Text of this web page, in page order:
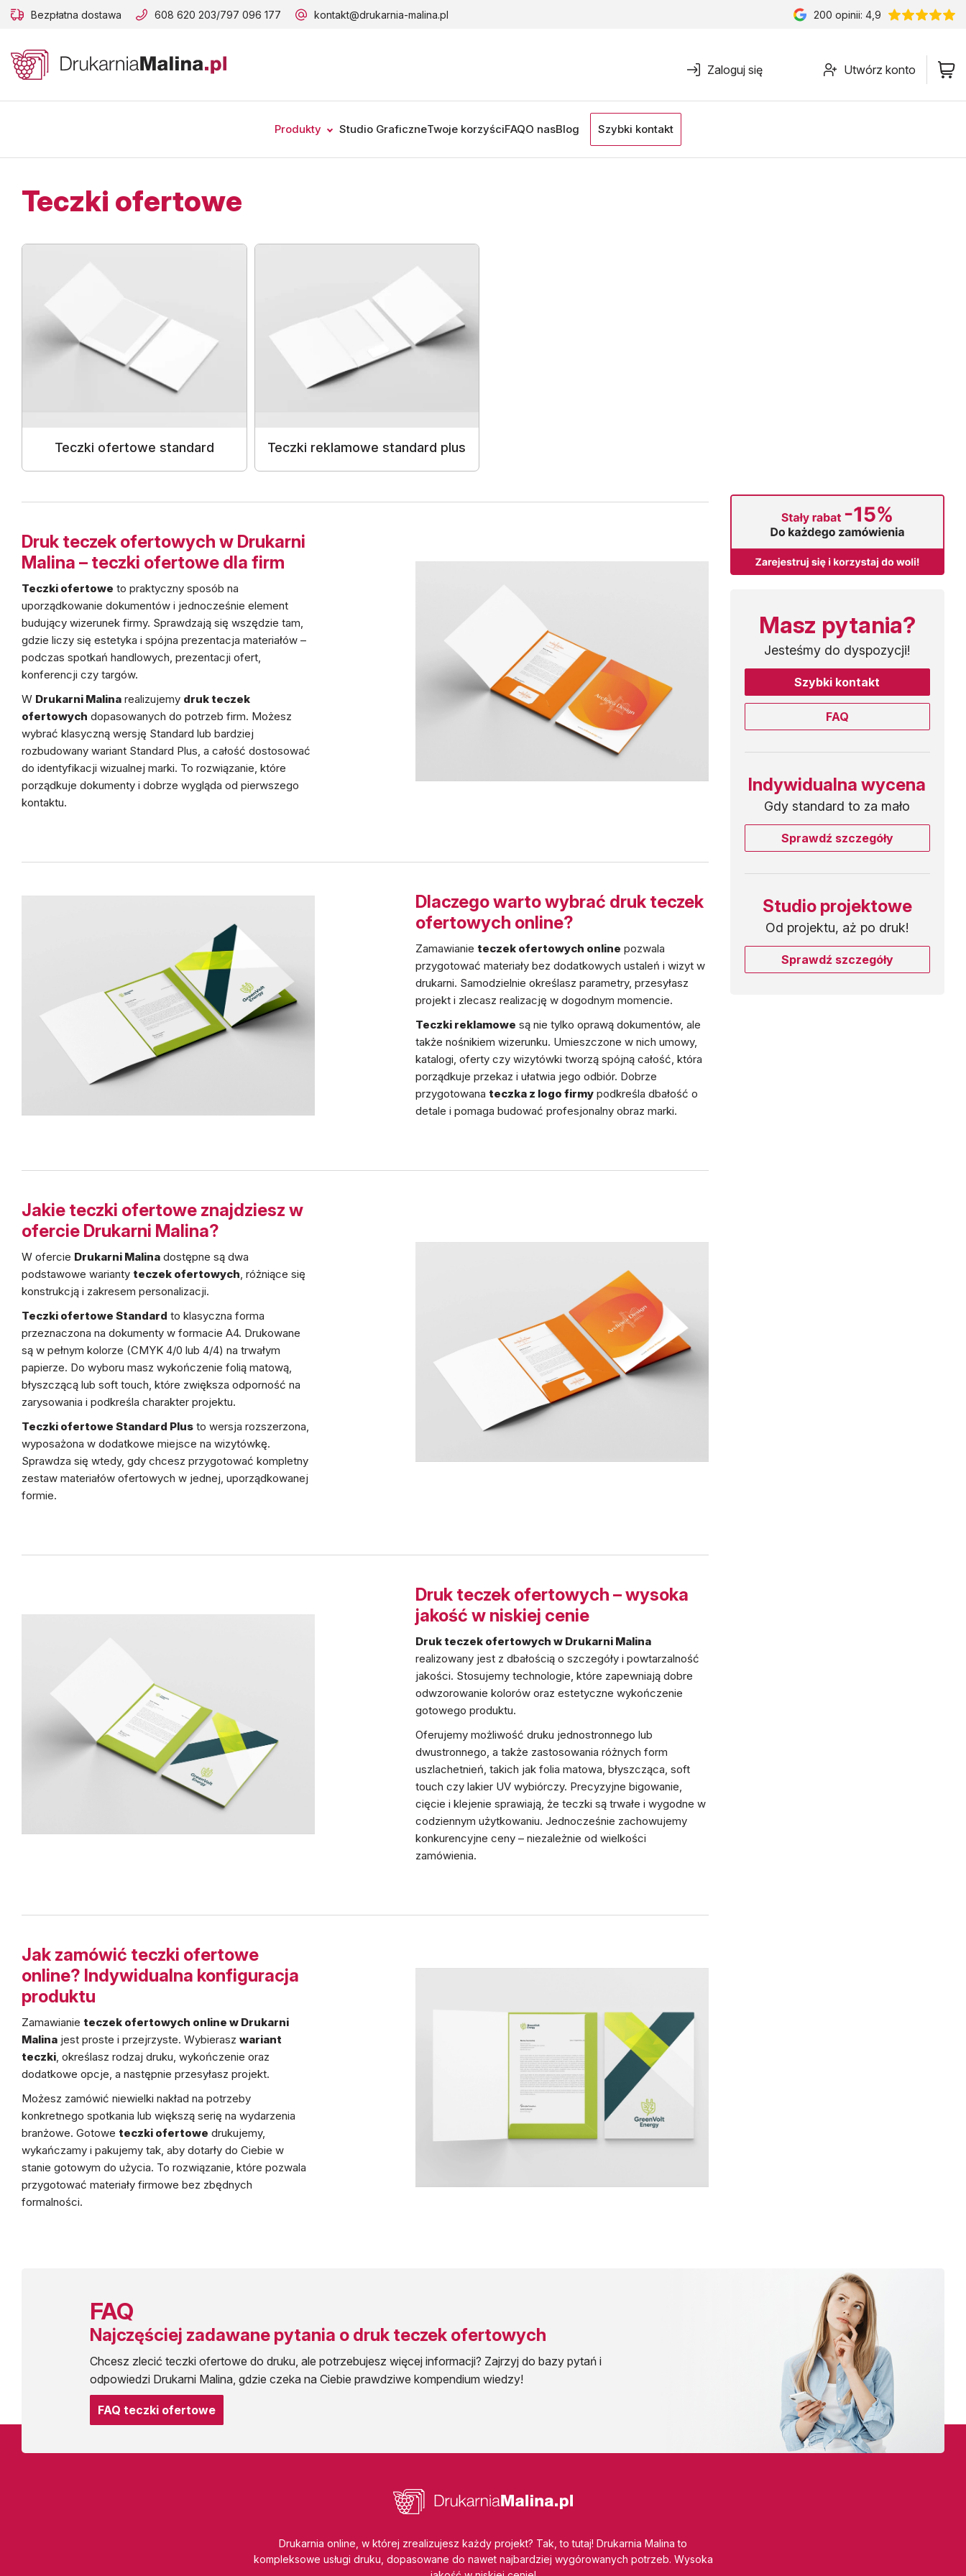
Bezpłatna dostawa 608 620 203/797 096 177 kontakt@drukarnia-malina.pl 200 opinii: 4,9
Zaloguj się Utwórz konto
Produkty Studio GraficzneTwoje korzyściFAQO nasBlog Szybki kontakt
Teczki ofertowe
Teczki ofertowe standard Teczki reklamowe standard plus
Druk teczek ofertowych w Drukarni
Malina – teczki ofertowe dla firm
Teczki ofertowe to praktyczny sposób na
uporządkowanie dokumentów i jednocześnie element
budujący wizerunek firmy. Sprawdzają się wszędzie tam,
gdzie liczy się estetyka i spójna prezentacja materiałów –
podczas spotkań handlowych, prezentacji ofert,
konferencji czy targów.
W Drukarni Malina realizujemy druk teczek
ofertowych dopasowanych do potrzeb firm. Możesz
wybrać klasyczną wersję Standard lub bardziej
rozbudowany wariant Standard Plus, a całość dostosować
do identyfikacji wizualnej marki. To rozwiązanie, które
porządkuje dokumenty i dobrze wygląda od pierwszego
kontaktu.
Dlaczego warto wybrać druk teczek
ofertowych online?
Zamawianie teczek ofertowych online pozwala
przygotować materiały bez dodatkowych ustaleń i wizyt w
drukarni. Samodzielnie określasz parametry, przesyłasz
projekt i zlecasz realizację w dogodnym momencie.
Teczki reklamowe są nie tylko oprawą dokumentów, ale
także nośnikiem wizerunku. Umieszczone w nich umowy,
katalogi, oferty czy wizytówki tworzą spójną całość, która
porządkuje przekaz i ułatwia jego odbiór. Dobrze
przygotowana teczka z logo firmypodkreśla dbałość o
detale i pomaga budować profesjonalny obraz marki.
Jakie teczki ofertowe znajdziesz w
ofercie Drukarni Malina?
W ofercie Drukarni Malina dostępne są dwa
podstawowe warianty teczek ofertowych, różniące się
konstrukcją i zakresem personalizacji.
Teczki ofertowe Standard to klasyczna forma
przeznaczona na dokumenty w formacie A4. Drukowane
są w pełnym kolorze (CMYK 4/0 lub 4/4) na trwałym
papierze. Do wyboru masz wykończenie folią matową,
błyszczącą lub soft touch, które zwiększa odporność na
zarysowania i podkreśla charakter projektu.
Teczki ofertowe Standard Plus to wersja rozszerzona,
wyposażona w dodatkowe miejsce na wizytówkę.
Sprawdza się wtedy, gdy chcesz przygotować kompletny
zestaw materiałów ofertowych w jednej, uporządkowanej
formie.
Druk teczek ofertowych – wysoka
jakość w niskiej cenie
Druk teczek ofertowych w Drukarni Malina
realizowany jest z dbałością o szczegóły i powtarzalność
jakości. Stosujemy technologie, które zapewniają dobre
odwzorowanie kolorów oraz estetyczne wykończenie
gotowego produktu.
Oferujemy możliwość druku jednostronnego lub
dwustronnego, a także zastosowania różnych form
uszlachetnień, takich jak folia matowa, błyszcząca, soft
touch czy lakier UV wybiórczy. Precyzyjne bigowanie,
cięcie i klejenie sprawiają, że teczki są trwałe i wygodne w
codziennym użytkowaniu. Jednocześnie zachowujemy
konkurencyjne ceny – niezależnie od wielkości
zamówienia.
Jak zamówić teczki ofertowe
online? Indywidualna konfiguracja
produktu
Zamawianie teczek ofertowych online w Drukarni
Malina jest proste i przejrzyste. Wybierasz wariant
teczki, określasz rodzaj druku, wykończenie oraz
dodatkowe opcje, a następnie przesyłasz projekt.
Możesz zamówić niewielki nakład na potrzeby
konkretnego spotkania lub większą serię na wydarzenia
branżowe. Gotowe teczki ofertowe drukujemy,
wykańczamy i pakujemy tak, aby dotarły do Ciebie w
stanie gotowym do użycia. To rozwiązanie, które pozwala
przygotować materiały firmowe bez zbędnych
formalności.
Masz pytania?
Jesteśmy do dyspozycji!
Szybki kontakt
FAQ
Indywidualna wycena
Gdy standard to za mało
Sprawdź szczegóły
Studio projektowe
Od projektu, aż po druk!
Sprawdź szczegóły
FAQ
Najczęściej zadawane pytania o druk teczek ofertowych
Chcesz zlecić teczki ofertowe do druku, ale potrzebujesz więcej informacji? Zajrzyj do bazy pytań i
odpowiedzi Drukarni Malina, gdzie czeka na Ciebie prawdziwe kompendium wiedzy!
FAQ teczki ofertowe
Drukarnia online, w której zrealizujesz każdy projekt? Tak, to tutaj! Drukarnia Malina to
kompleksowe usługi druku, dopasowane do nawet najbardziej wygórowanych potrzeb. Wysoka